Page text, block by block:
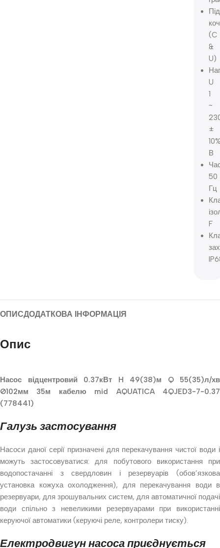
(C
&
U)
U
1
~
±
В
50
Гц
F
ОПИСДОДАТКОВА ІНФОРМАЦІЯ
Опис
Насос відцентровий 0.37кВт H 49(38)м Q 55(35)л/хв
Ø102мм 35м кабелю mid AQUATICA 4QJED3-7-0.37
(778441)
Галузь застосування
Насоси даної серії призначені для перекачування чистої води і
можуть застосовуватися: для побутового використання при
водопостачанні з свердловин і резервуарів (обов’язкова
установка кожуха охолодження), для перекачування води в
резервуари, для зрошувальних систем, для автоматичної подачі
води спільно з невеликими резервуарами при використанні
керуючої автоматики (керуючі реле, контролери тиску).
Електродвигун насоса приєднується